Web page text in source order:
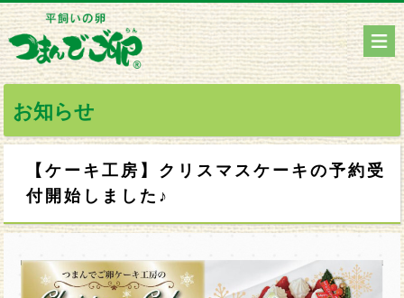
お知らせ
【ケーキ工房】クリスマスケーキの予約受
付開始しました♪